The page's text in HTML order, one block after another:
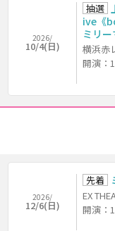
2026/
10/4(日)
抽選
ive《
ミリ
横浜赤
開演：
2026/
12/6(日)
先着
EX
開演：